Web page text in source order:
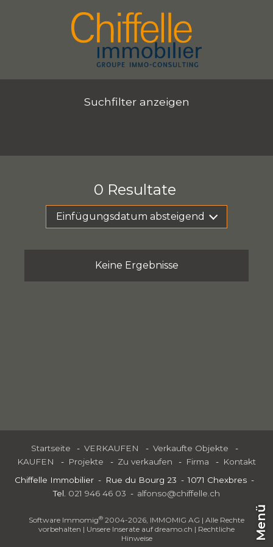
Menü
Suchfilter anzeigen
0 Resultate
Einfügungsdatum absteigend
Keine Ergebnisse
Startseite VERKAUFEN
Verkaufte Objekte
KAUFEN
Projekte Zu verkaufen Firma
Kontakt
Chiffelle Immobilier
Rue du Bourg 23
1071 Chexbres
Tel. 021 946 46 03 alfonso@chiffelle.ch
Software Immomig® 2004-2026, IMMOMIG AG | Alle Rechte
vorbehalten | Unsere Inserate auf dreamo.ch | Rechtliche
Hinweise